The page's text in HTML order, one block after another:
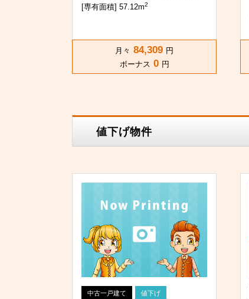
[専有面積] 57.12m2
月々 84,309 円
ボーナス 0 円
値下げ物件
中古一戸建て 値下げ